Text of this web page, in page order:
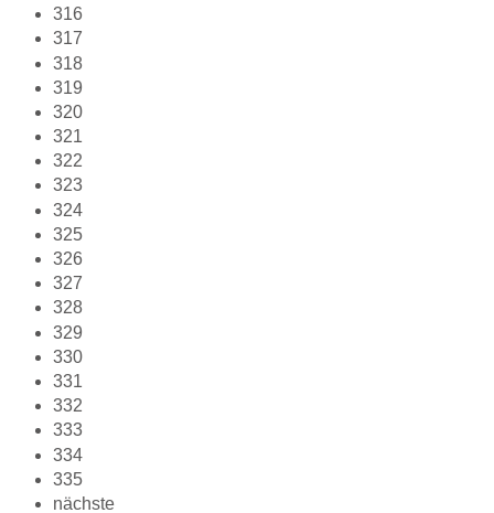
316
317
318
319
320
321
322
323
324
325
326
327
328
329
330
331
332
333
334
335
nächste